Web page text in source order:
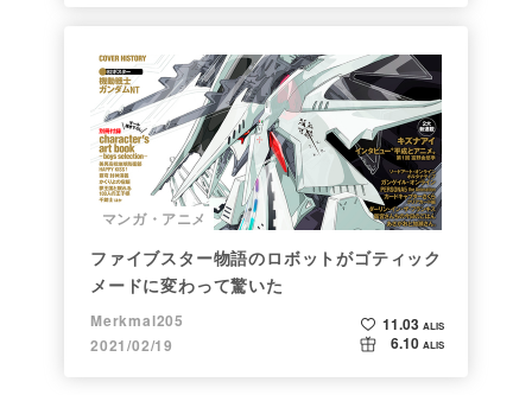
マンガ・アニメ
ファイブスター物語のロボットがゴティック
メードに変わって驚いた
Merkmal205
2021/02/19
11.03 ALIS
6.10 ALIS